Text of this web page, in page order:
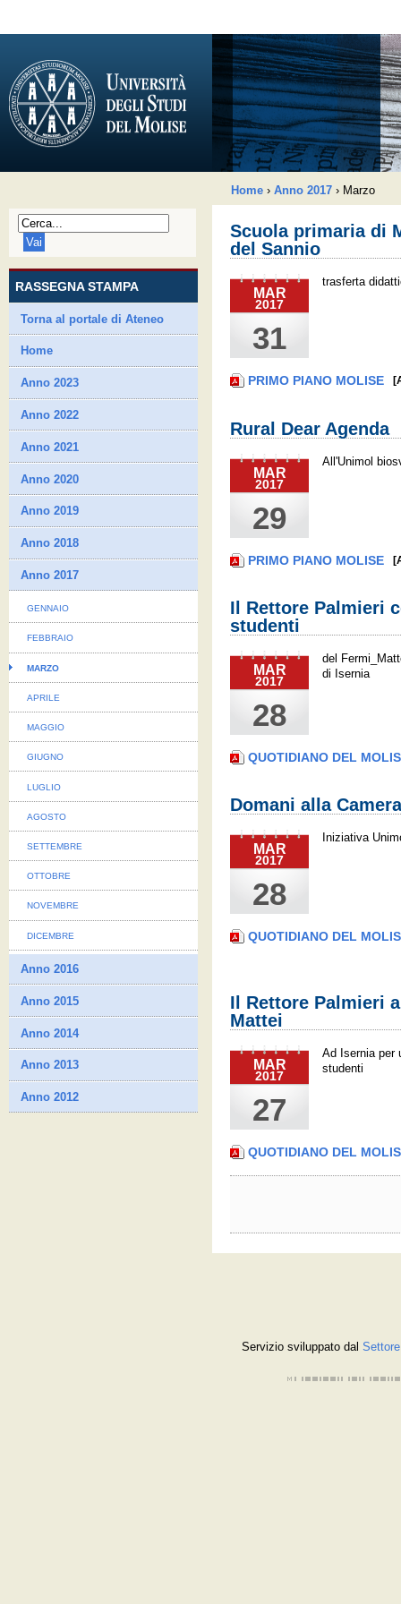
Home › Anno 2017 › Marzo
RASSEGNA STAMPA
Torna al portale di Ateneo
Home
Anno 2023
Anno 2022
Anno 2021
Anno 2020
Anno 2019
Anno 2018
Anno 2017
GENNAIO
FEBBRAIO
MARZO
APRILE
MAGGIO
GIUGNO
LUGLIO
AGOSTO
SETTEMBRE
OTTOBRE
NOVEMBRE
DICEMBRE
Anno 2016
Anno 2015
Anno 2014
Anno 2013
Anno 2012
Scuola primaria di
del Sannio
MAR
2017
31
trasferta
PRIMO PIANO MOLISE
Rural Dear Agenda
MAR
2017
29
All'Unimol
PRIMO PIANO MOLISE
Il Rettore Palmieri
studenti
MAR
2017
28
del
di Isernia
QUOTIDIANO DEL
Domani alla
MAR
2017
28
Iniziativa
QUOTIDIANO DEL
Il Rettore Palmieri
Mattei
MAR
2017
27
Ad Isernia per
studenti
QUOTIDIANO DEL
Servizio sviluppato dal